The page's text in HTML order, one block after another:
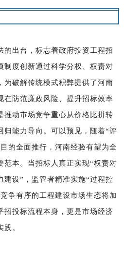
的出台，标志着政府投资工程招
制度创新通过科学分权、权责对
为破解传统模式积弊提供了河南
在防范廉政风险、提升招标效率
推动市场竞争重心从价格比拼转
归能力导向。可以预见，随着“评
的全面推行，河南经验有望为全
范本。当招标人真正实现“权责对
建设”，监管者精准实施“过程控
争有序的工程建设市场生态将加
招投标流程本身，更是市场经济
。